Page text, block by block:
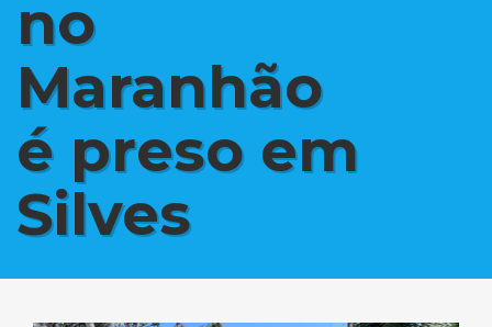
no
Maranhão
é preso em
Silves